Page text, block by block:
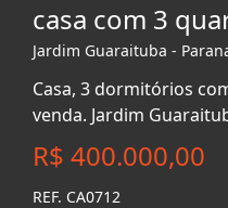
casa com 3
Jardim Guaraituba -
Casa, 3 dormitórios
venda. Jardim
R$ 400.000,00
REF. CA0712